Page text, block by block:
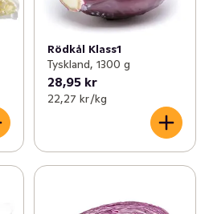
Rödkål Klass1
Tyskland, 1300 g
28,95 kr
22,27 kr /kg